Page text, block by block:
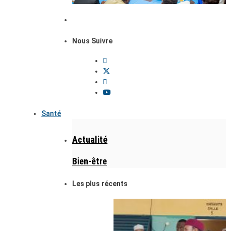
Nous Suivre
Santé
Actualité
Bien-être
Les plus récents